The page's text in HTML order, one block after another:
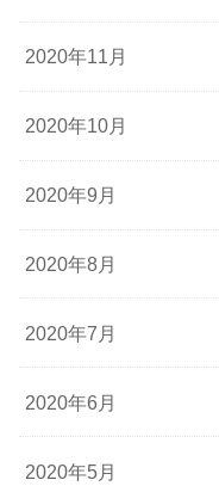
2020年11月
2020年10月
2020年9月
2020年8月
2020年7月
2020年6月
2020年5月